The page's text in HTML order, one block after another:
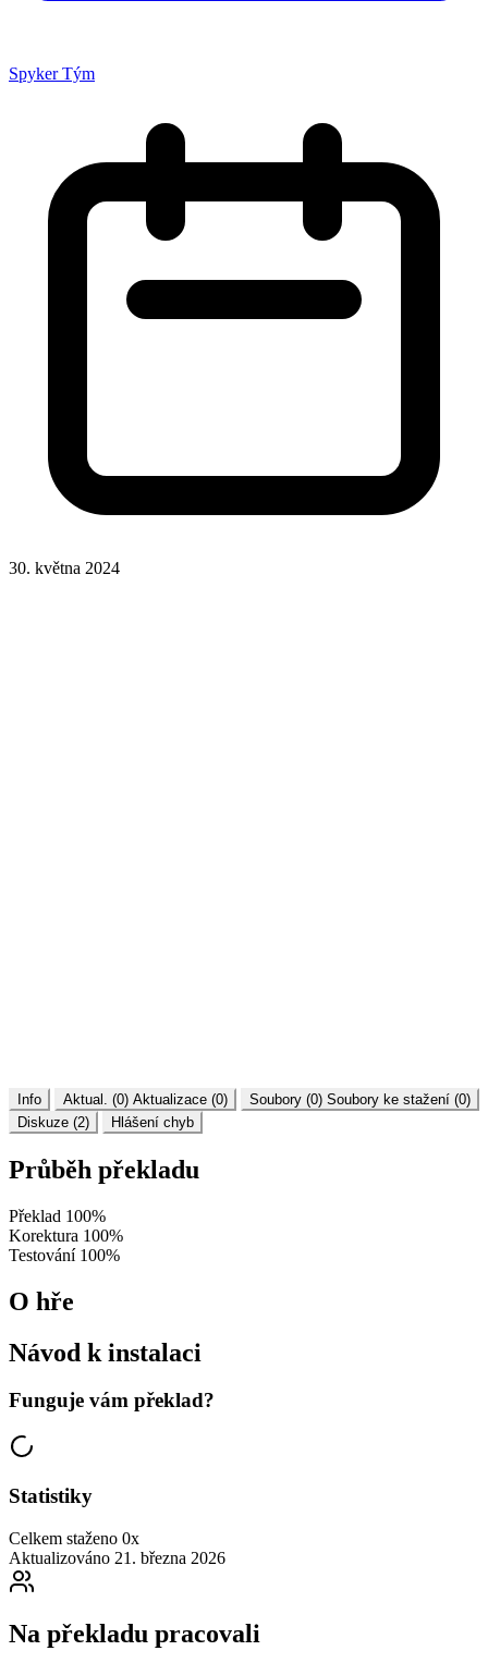
Spyker Tým
30. května 2024
Info Aktual. (0) Aktualizace (0) Soubory (0) Soubory ke stažení (0)
Diskuze (2)
Hlášení chyb
Průběh překladu
Překlad 100%
Korektura 100%
Testování 100%
O hře
Návod k instalaci
Funguje vám překlad?
Statistiky
Celkem staženo 0x
Aktualizováno 21. března 2026
Na překladu pracovali